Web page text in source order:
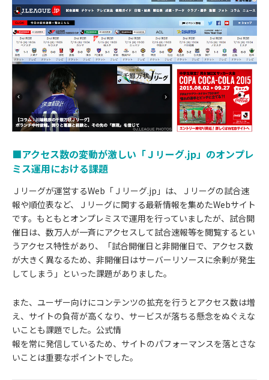
■アクセス数の変動が激しい「Ｊリーグ.jp」のオンプレ
ミス運用における課題
Ｊリーグが運営するWeb「Ｊリーグ.jp」は、Ｊリーグの試合速
報や順位表など、Ｊリーグに関する最新情報を集めたWebサイト
です。もともとオンプレミスで運用を行っていましたが、試合開
催日は、数万人が一斉にアクセスして試合速報等を閲覧するとい
うアクセス特性があり、「試合開催日と非開催日で、アクセス数
が大きく異なるため、非開催日はサーバーリソースに余剰が発生
してしまう」といった課題がありました。
また、ユーザー向けにコンテンツの拡充を行うとアクセス数は増
え、サイトの負荷が高くなり、サービスが落ちる懸念をぬぐえな
いことも課題でした。公式情
報を常に発信しているため、サイトのパフォーマンスを落とさな
いことは重要なポイントでした。